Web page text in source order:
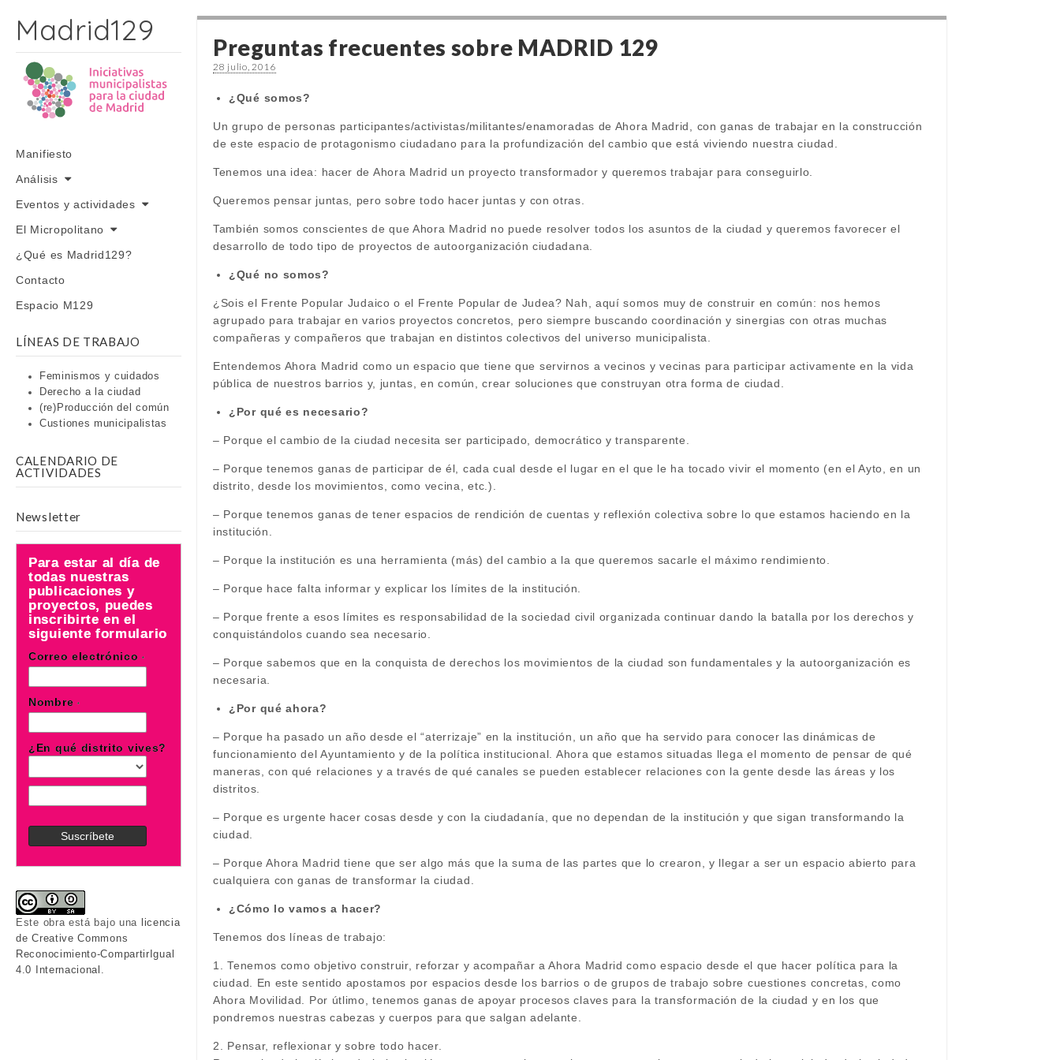
Madrid129
Main menu
Skip to content
Manifiesto
Análisis
Eventos y actividades
El Micropolitano
¿Qué es Madrid129?
Contacto
Espacio M129
LÍNEAS DE TRABAJO
Feminismos y cuidados
Derecho a la ciudad
(re)Producción del común
Custiones municipalistas
CALENDARIO DE
ACTIVIDADES
Newsletter
Para estar al día de
todas nuestras
publicaciones y
proyectos, puedes
inscribirte en el
siguiente formulario
Correo electrónico*
Nombre *
¿En qué distrito vives?
Este obra está bajo una
licencia
de Creative Commons
Reconocimiento-CompartirIgual
4.0 Internacional .
Preguntas frecuentes sobre MADRID 129
28 julio, 2016
¿Qué somos?
Un grupo de personas participantes/activistas/militantes/enamoradas de Ahora Madrid, con ganas de trabajar en la construcción
de este espacio de protagonismo ciudadano para la profundización del cambio que está viviendo nuestra ciudad.
Tenemos una idea: hacer de Ahora Madrid un proyecto transformador y queremos trabajar para conseguirlo.
Queremos pensar juntas, pero sobre todo hacer juntas y con otras.
También somos conscientes de que Ahora Madrid no puede resolver todos los asuntos de la ciudad y queremos favorecer el
desarrollo de todo tipo de proyectos de autoorganización ciudadana.
¿Qué no somos?
¿Sois el Frente Popular Judaico o el Frente Popular de Judea? Nah, aquí somos muy de construir en común: nos hemos
agrupado para trabajar en varios proyectos concretos, pero siempre buscando coordinación y sinergias con otras muchas
compañeras y compañeros que trabajan en distintos colectivos del universo municipalista.
Entendemos Ahora Madrid como un espacio que tiene que servirnos a vecinos y vecinas para participar activamente en la vida
pública de nuestros barrios y, juntas, en común, crear soluciones que construyan otra forma de ciudad.
¿Por qué es necesario?
– Porque el cambio de la ciudad necesita ser participado, democrático y transparente.
– Porque tenemos ganas de participar de él, cada cual desde el lugar en el que le ha tocado vivir el momento (en el Ayto, en un
distrito, desde los movimientos, como vecina, etc.).
– Porque tenemos ganas de tener espacios de rendición de cuentas y reflexión colectiva sobre lo que estamos haciendo en la
institución.
– Porque la institución es una herramienta (más) del cambio a la que queremos sacarle el máximo rendimiento.
– Porque hace falta informar y explicar los límites de la institución.
– Porque frente a esos límites es responsabilidad de la sociedad civil organizada continuar dando la batalla por los derechos y
conquistándolos cuando sea necesario.
– Porque sabemos que en la conquista de derechos los movimientos de la ciudad son fundamentales y la autoorganización es
necesaria.
¿Por qué ahora?
– Porque ha pasado un año desde el “aterrizaje” en la institución, un año que ha servido para conocer las dinámicas de
funcionamiento del Ayuntamiento y de la política institucional. Ahora que estamos situadas llega el momento de pensar de qué
maneras, con qué relaciones y a través de qué canales se pueden establecer relaciones con la gente desde las áreas y los
distritos.
– Porque es urgente hacer cosas desde y con la ciudadanía, que no dependan de la institución y que sigan transformando la
ciudad.
– Porque Ahora Madrid tiene que ser algo más que la suma de las partes que lo crearon, y llegar a ser un espacio abierto para
cualquiera con ganas de transformar la ciudad.
¿Cómo lo vamos a hacer?
Tenemos dos líneas de trabajo:
1. Tenemos como objetivo construir, reforzar y acompañar a Ahora Madrid como espacio desde el que hacer política para la
ciudad. En este sentido apostamos por espacios desde los barrios o de grupos de trabajo sobre cuestiones concretas, como
Ahora Movilidad. Por útlimo, tenemos ganas de apoyar procesos claves para la transformación de la ciudad y en los que
pondremos nuestras cabezas y cuerpos para que salgan adelante.
2. Pensar, reflexionar y sobre todo hacer.